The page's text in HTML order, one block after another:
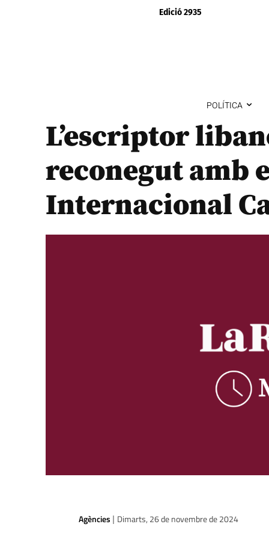
Edició 2935
POLÍTICA
L’escriptor
reconegut amb
Internacional
Agències | Dimarts, 26 de novembre de 2024